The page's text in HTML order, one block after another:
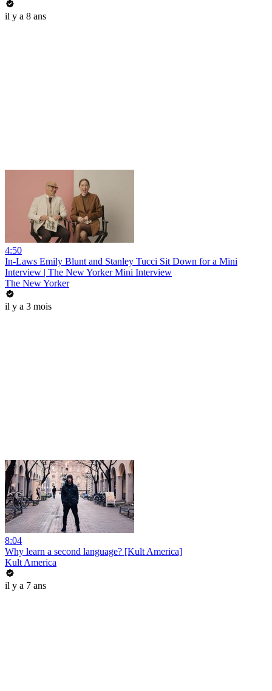
il y a 8 ans
4:50
In-Laws Emily Blunt and Stanley Tucci Sit Down for a Mini
Interview | The New Yorker Mini Interview
The New Yorker
il y a 3 mois
8:04
Why learn a second language? [Kult America]
Kult America
il y a 7 ans